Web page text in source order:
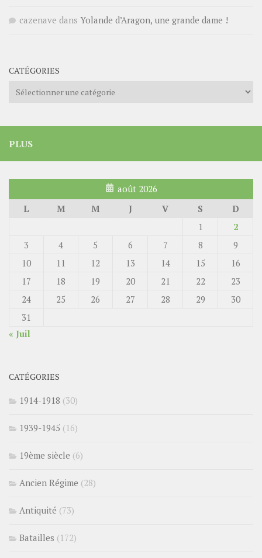
cazenave dans Yolande d’Aragon, une grande dame !
CATÉGORIES
Catégories
PLUS
août 2026
L
M M J V S
D
1
2
3
4 5 6 7 8
9
10
11 12 13 14 15
16
17
18 19 20 21 22
23
24
25 26 27 28 29
30
31
« Juil
CATÉGORIES
1914-1918 (30)
1939-1945 (16)
19ème siècle (6)
Ancien Régime (28)
Antiquité (73)
Batailles (172)